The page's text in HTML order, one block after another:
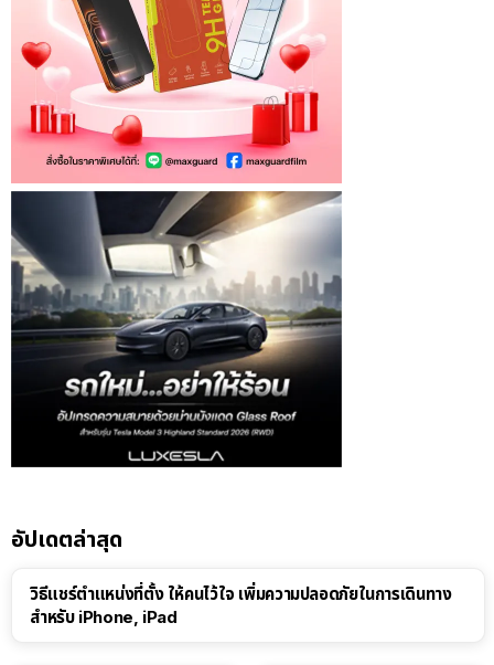
อัปเดตล่าสุด
วิธีแชร์ตำแหน่งที่ตั้ง ให้คนไว้ใจ เพิ่มความปลอดภัยในการเดินทาง
สำหรับ iPhone, iPad